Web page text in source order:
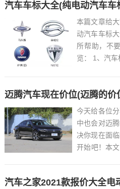
汽车车标大全(纯电动汽车车
本篇文章给
动汽车车标
所帮助，不
览： 1、汽
迈腾汽车现在价位(迈腾的价
今天给各位
中也会对迈
决你现在面
开始吧！本